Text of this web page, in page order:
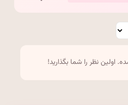
اولین نظر را شما بگذارید!